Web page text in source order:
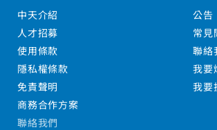
中天介紹
人才招募
使用條款
隱私權條款
免責聲明
商務合作方案
公告
常見
聯絡
我要
我要
聯絡我們